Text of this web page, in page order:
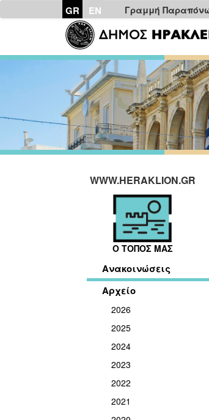
GR EN Γραμμή
WWW.HERAKLION.GR
Ο ΤΟΠΟΣ ΜΑΣ
Ανακοινώσεις
Αρχείο
2026
2025
2024
2023
2022
2021